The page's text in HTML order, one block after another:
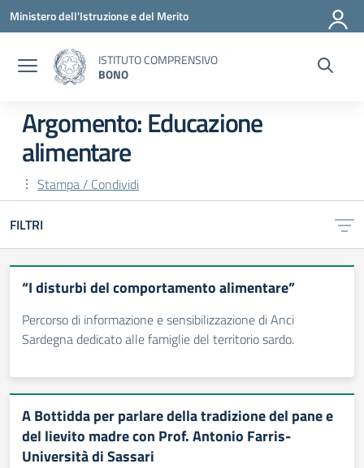
Vai ai contenuti
Vai al menu di navigazione
Vai al footer
Ministero dell'Istruzione e del Merito
ISTITUTO COMPRENSIVO
BONO
Argomento: Educazione
alimentare
Stampa / Condividi
FILTRI
“I disturbi del comportamento alimentare”
Percorso di informazione e sensibilizzazione di Anci
Sardegna dedicato alle famiglie del territorio sardo.
A Bottidda per parlare della tradizione del pane e
del lievito madre con Prof. Antonio Farris-
Università di Sassari